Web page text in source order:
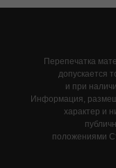
Перепечатка
допускается
и при
Информация,
характер и
положениями